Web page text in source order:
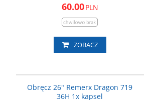
60.00PLN
ZOBACZ
Obręcz 26" Remerx Dragon 719
36H 1x kapsel